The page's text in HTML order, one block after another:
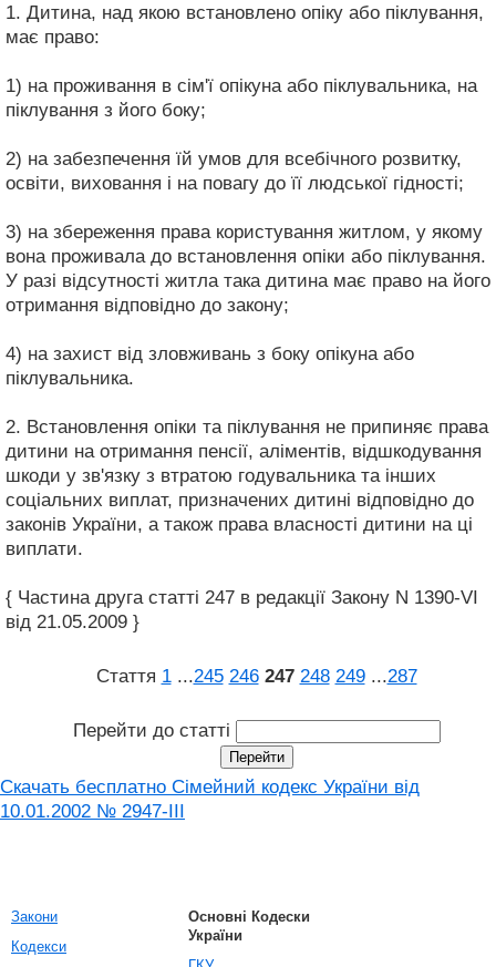
1. Дитина, над якою встановлено опіку або піклування,
має право:
1) на проживання в сім'ї опікуна або піклувальника, на
піклування з його боку;
2) на забезпечення їй умов для всебічного розвитку,
освіти, виховання і на повагу до її людської гідності;
3) на збереження права користування житлом, у якому
вона проживала до встановлення опіки або піклування.
У разі відсутності житла така дитина має право на його
отримання відповідно до закону;
4) на захист від зловживань з боку опікуна або
піклувальника.
2. Встановлення опіки та піклування не припиняє права
дитини на отримання пенсії, аліментів, відшкодування
шкоди у зв'язку з втратою годувальника та інших
соціальних виплат, призначених дитині відповідно до
законів України, а також права власності дитини на ці
виплати.
{ Частина друга статті 247 в редакції Закону N 1390-VI
від 21.05.2009 }
Стаття 1 ...245 246 247 248 249 ...287
Перейти до статті
Скачать бесплатно Сімейний кодекс України від
10.01.2002 № 2947-III
Закони
Кодекси
Основні Кодески
України